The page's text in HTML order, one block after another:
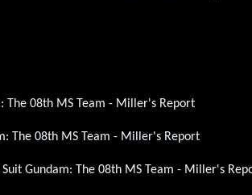
The 08th MS Team - Miller's Report
The 08th MS Team - Miller's Report
Gundam: The 08th MS Team - Miller's